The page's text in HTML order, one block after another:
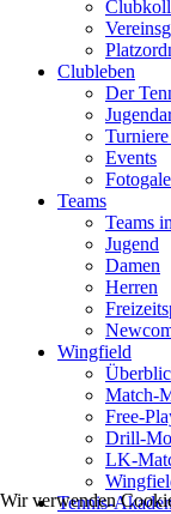
Clubleben
Der
Events
Teams
Teams
Jugend
Damen
Herren
Wingfield
Match-
Free-
Drill-
LK-
Tennis-
Wir verwenden